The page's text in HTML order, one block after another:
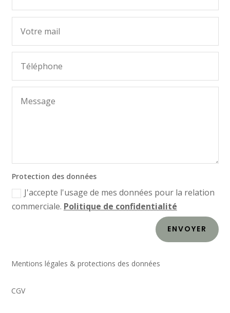
Protection des données
J'accepte l'usage de mes données pour la relation
commerciale. Politique de confidentialité
ENVOYER
Mentions légales & protections des données
CGV